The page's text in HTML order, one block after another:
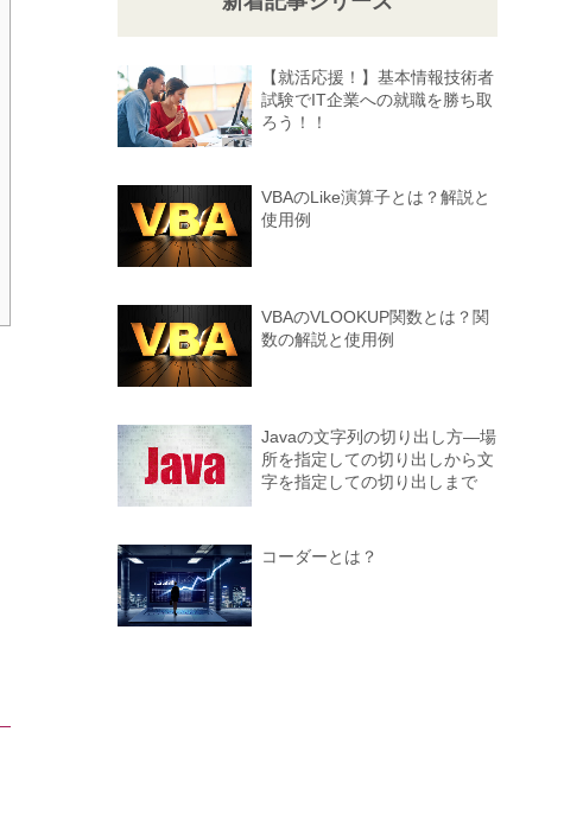
【就活応援！】基本情報技術者
試験でIT企業への就職を勝ち取
ろう！！
VBAのLike演算子とは？解説と
使用例
VBAのVLOOKUP関数とは？関
数の解説と使用例
Javaの文字列の切り出し方―場
所を指定しての切り出しから文
字を指定しての切り出しまで
コーダーとは？